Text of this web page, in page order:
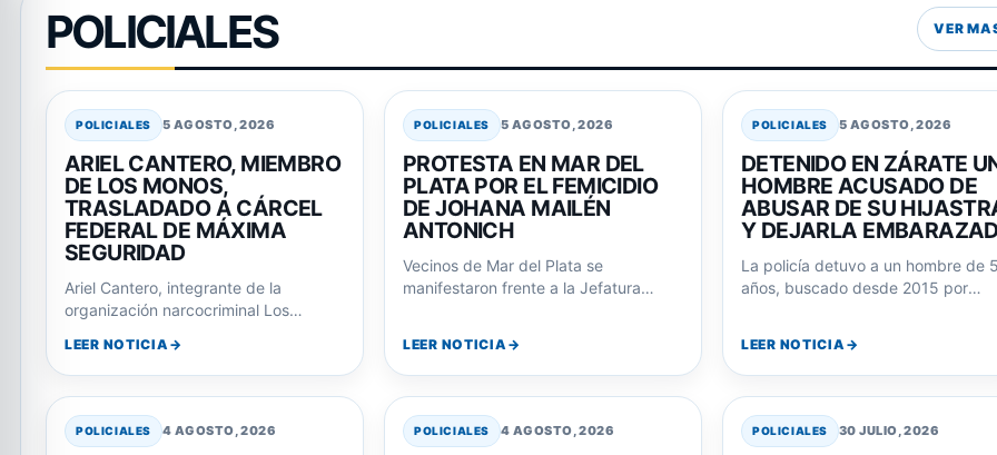
POLICIALES VER
POLICIALES 5 AGOSTO, 2026
ARIEL CANTERO, MIEMBRO
DE LOS MONOS,
TRASLADADO A CÁRCEL
FEDERAL DE MÁXIMA
SEGURIDAD
Ariel Cantero, integrante de la
organización narcocriminal Los
federal tras su imputación…
LEER NOTICIA
POLICIALES 5 AGOSTO, 2026
PROTESTA EN MAR DEL
PLATA POR EL FEMICIDIO
DE JOHANA MAILÉN
ANTONICH
Vecinos de Mar del Plata se
manifestaron frente a la Jefatura
LEER NOTICIA
POLICIALES 5 AGOSTO, 2026
DETENIDO EN ZÁRATE
HOMBRE ACUSADO DE
ABUSAR DE SU
Y DEJARLA
La policía detuvo a un hombre de
años, buscado desde 2015 por
LEER NOTICIA
POLICIALES 4 AGOSTO, 2026 POLICIALES 4 AGOSTO, 2026 POLICIALES 30 JULIO, 2026